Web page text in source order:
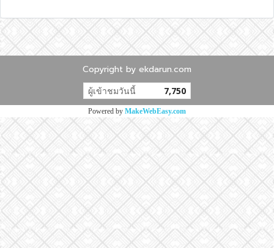
Copyright by ekdarun.com
ผู้เข้าชมวันนี้ 7,750
Powered by MakeWebEasy.com